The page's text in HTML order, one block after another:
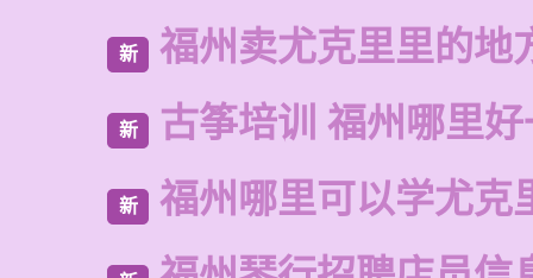
新 福州卖尤克里里的地
新 古筝培训 福州哪里
新 福州哪里可以学尤克